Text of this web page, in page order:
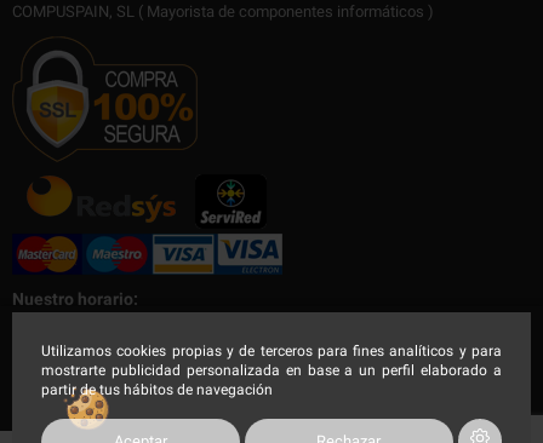
Utilizamos cookies propias y de terceros para fines analíticos y para
mostrarte publicidad personalizada en base a un perfil elaborado a
partir de tus hábitos de navegación
COMPUSPAIN, SL ( Mayorista de componentes informáticos )
Nuestro horario:
Nuestro horario de Lunes a Viernes
Mañana de 9:00 a 14:30h - Tarde de 16:00 a 19:00h